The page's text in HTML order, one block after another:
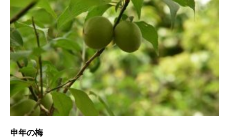
申年の梅